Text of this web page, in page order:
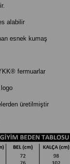
alabilir
esnek kumaş
fermuarlar
üretilmiştir